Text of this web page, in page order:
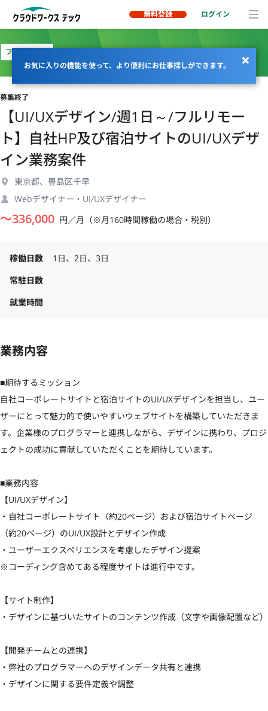
無料登録 ログイン
お気に入りの機能を使って、より便利にお仕事探しができます。
フルリモート
募集終了
【UI/UXデザイン/週1日～/フルリモー
ト】自社HP及び宿泊サイトのUI/UXデザ
イン業務案件
東京都、豊島区千早
Webデザイナー・UI/UXデザイナー
〜336,000 円／月（※月160時間稼働の場合・税別）
稼働日数
1日、2日、3日
常駐日数
就業時間
業務内容
■期待するミッション
自社コーポレートサイトと宿泊サイトのUI/UXデザインを担当し、ユー
ザーにとって魅力的で使いやすいウェブサイトを構築していただきま
す。企業様のプログラマーと連携しながら、デザインに携わり、プロジ
ェクトの成功に貢献していただくことを期待しています。
■業務内容
【UI/UXデザイン】
・自社コーポレートサイト（約20ページ）および宿泊サイトページ
（約20ページ）のUI/UX設計とデザイン作成
・ユーザーエクスペリエンスを考慮したデザイン提案
※コーディング含めてある程度サイトは進行中です。
【サイト制作】
・デザインに基づいたサイトのコンテンツ作成（文字や画像配置など）
【開発チームとの連携】
・弊社のプログラマーへのデザインデータ共有と連携
・デザインに関する要件定義や調整